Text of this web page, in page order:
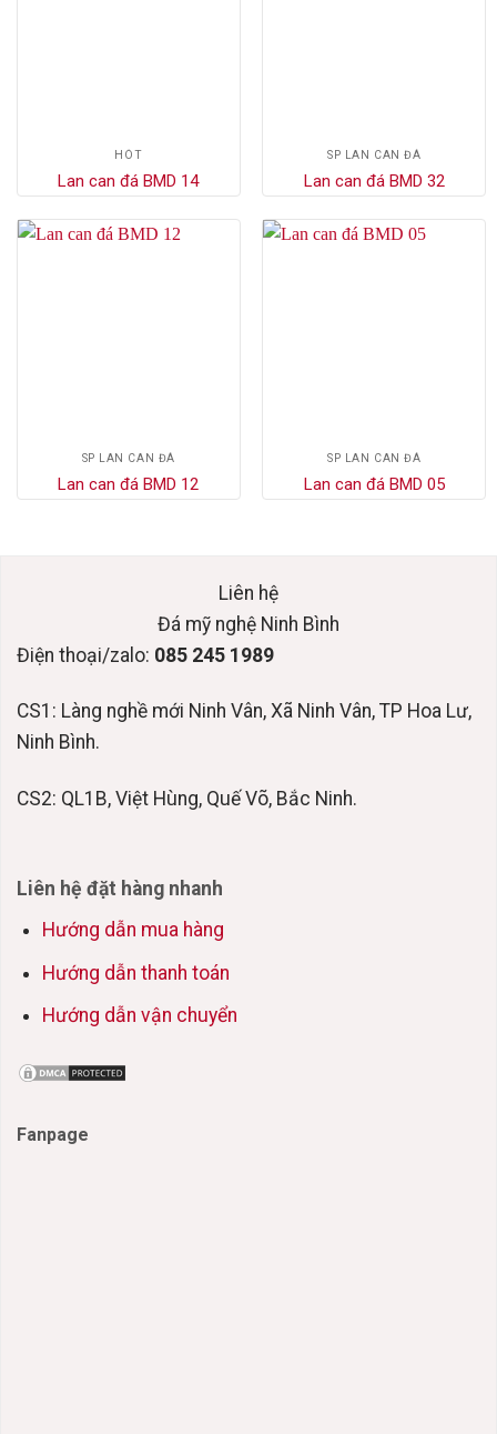
HÓT
Lan can đá BMD 14
SP LAN CAN ĐÁ
Lan can đá BMD 32
SP LAN CAN ĐÁ
Lan can đá BMD 12
SP LAN CAN ĐÁ
Lan can đá BMD 05
Liên hệ
Đá mỹ nghệ Ninh Bình
Điện thoại/zalo: 085 245 1989
CS1: Làng nghề mới Ninh Vân, Xã Ninh Vân, TP Hoa Lư,
Ninh Bình.
CS2: QL1B, Việt Hùng, Quế Võ, Bắc Ninh.
Liên hệ đặt hàng nhanh
Hướng dẫn mua hàng
Hướng dẫn thanh toán
Hướng dẫn vận chuyển
Fanpage